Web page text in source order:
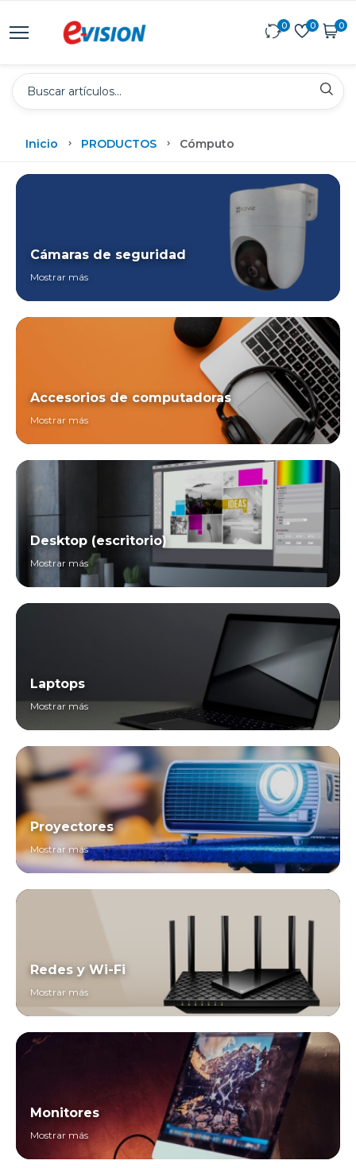
0 0 0
Inicio PRODUCTOS Cómputo
Cámaras de seguridad
Mostrar más
Accesorios de computadoras
Mostrar más
Desktop (escritorio)
Mostrar más
Laptops
Mostrar más
Proyectores
Mostrar más
Redes y Wi-Fi
Mostrar más
Monitores
Mostrar más